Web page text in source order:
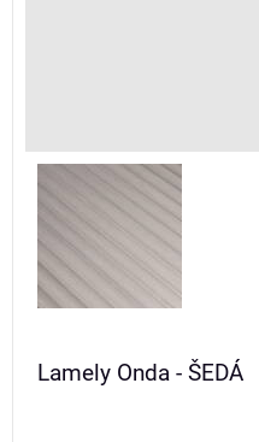
Lamely Onda - ŠEDÁ